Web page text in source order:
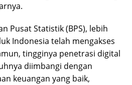
Pusat Statistik (BPS), lebih
Indonesia telah mengakses
tingginya penetrasi digital
diimbangi dengan
keuangan yang baik,